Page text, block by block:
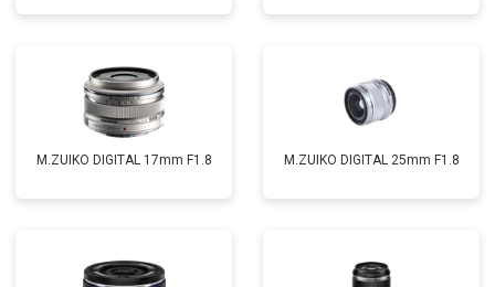
M.ZUIKO DIGITAL 17mm F1.8 M.ZUIKO DIGITAL 25mm F1.8